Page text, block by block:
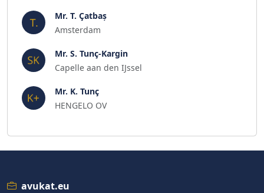
Mr. T. Çatbaş
Amsterdam
Mr. S. Tunç-Kargin
Capelle aan den IJssel
Mr. K. Tunç
HENGELO OV
avukat.eu